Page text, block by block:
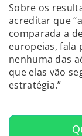
Sobre os
acreditar que
comparada a
europeias, fala
nenhuma das
que elas vão
estratégia.”